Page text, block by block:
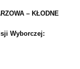
– KŁODNE
Wyborczej: